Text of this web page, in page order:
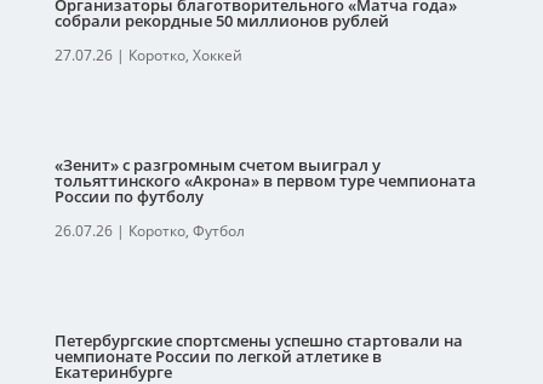
Организаторы благотворительного «Матча года»
собрали рекордные 50 миллионов рублей
27.07.26| Коротко, Хоккей
«Зенит» с разгромным счетом выиграл у
тольяттинского «Акрона» в первом туре чемпионата
России по футболу
26.07.26| Коротко, Футбол
Петербургские спортсмены успешно стартовали на
чемпионате России по легкой атлетике в
Екатеринбурге